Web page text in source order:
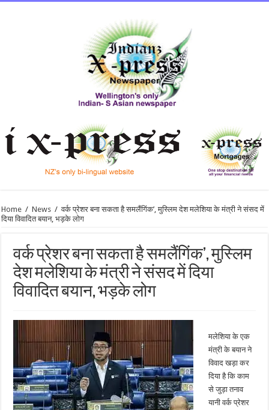
Home / News / वर्क प्रेशर बना सकता है समलैंगिंक’, मुस्लिम देश मलेशिया के मंत्री ने संसद में
दिया विवादित बयान, भड़के लोग
वर्क प्रेशर बना सकता है समलैंगिंक’, मुस्लिम
देश मलेशिया के मंत्री ने संसद में दिया
विवादित बयान, भड़के लोग
मलेशिया के एक
मंत्री के बयान ने
विवाद खड़ा कर
दिया है कि काम
से जुड़ा तनाव
यानी वर्क प्रेशर